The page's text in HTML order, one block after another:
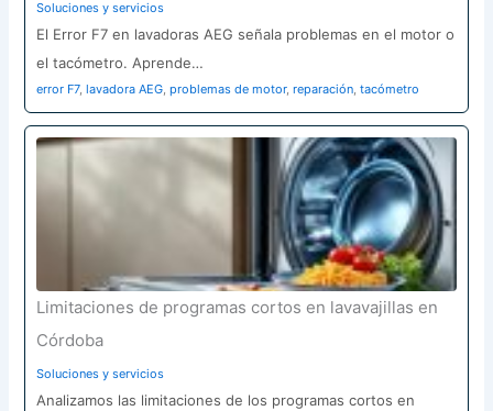
Soluciones y servicios
El Error F7 en lavadoras AEG señala problemas en el motor o
el tacómetro. Aprende…
error F7,lavadora AEG,problemas de motor,reparación,tacómetro
Limitaciones de programas cortos en lavavajillas en
Córdoba
Soluciones y servicios
Analizamos las limitaciones de los programas cortos en